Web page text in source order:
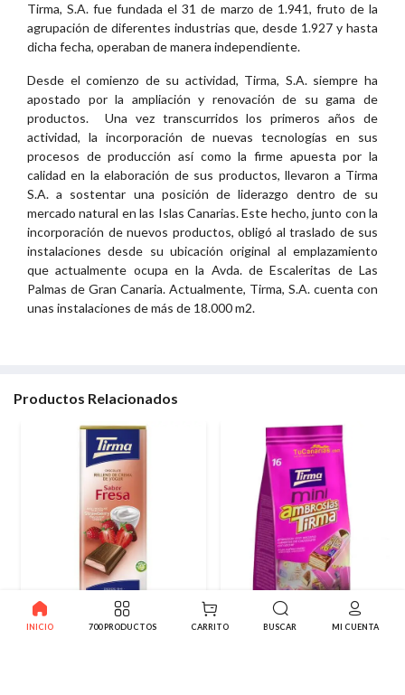
Tirma, S.A. fue fundada el 31 de marzo de 1.941, fruto de la
agrupación de diferentes industrias que, desde 1.927 y hasta
dicha fecha, operaban de manera independiente.
Desde el comienzo de su actividad, Tirma, S.A. siempre ha
apostado por la ampliación y renovación de su gama de
productos. Una vez transcurridos los primeros años de
actividad, la incorporación de nuevas tecnologías en sus
procesos de producción así como la firme apuesta por la
calidad en la elaboración de sus productos, llevaron a Tirma
S.A. a sostentar una posición de liderazgo dentro de su
mercado natural en las Islas Canarias. Este hecho, junto con la
incorporación de nuevos productos, obligó al traslado de sus
instalaciones desde su ubicación original al emplazamiento
que actualmente ocupa en la Avda. de Escaleritas de Las
Palmas de Gran Canaria. Actualmente, Tirma, S.A. cuenta con
unas instalaciones de más de 18.000 m2.
Productos Relacionados
Chocolate relleno Yogur Fresa
Ambrosias mini Tirma
INICIO 700 PRODUCTOS CARRITO BUSCAR MI CUENTA